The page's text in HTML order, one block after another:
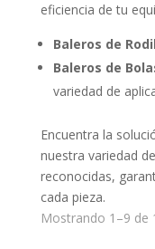
eficiencia de tu
Baleros de
Baleros de
variedad de
Encuentra la
nuestra variedad de
reconocidas,
cada pieza.
Mostrando 1–9 de